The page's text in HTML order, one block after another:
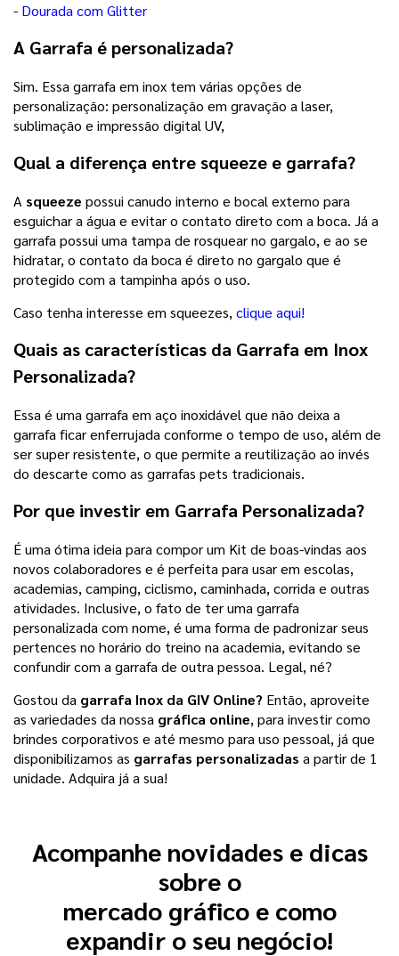
- Dourada com Glitter
A Garrafa é personalizada?
Sim. Essa garrafa em inox tem várias opções de
personalização: personalização em gravação a laser,
sublimação e impressão digital UV,
Qual a diferença entre squeeze e garrafa?
A squeeze possui canudo interno e bocal externo para
esguichar a água e evitar o contato direto com a boca. Já a
garrafa possui uma tampa de rosquear no gargalo, e ao se
hidratar, o contato da boca é direto no gargalo que é
protegido com a tampinha após o uso.
Caso tenha interesse em squeezes, clique aqui!
Quais as características da Garrafa em Inox
Personalizada?
Essa é uma garrafa em aço inoxidável que não deixa a
garrafa ficar enferrujada conforme o tempo de uso, além de
ser super resistente, o que permite a reutilização ao invés
do descarte como as garrafas pets tradicionais.
Por que investir em Garrafa Personalizada?
É uma ótima ideia para compor um Kit de boas-vindas aos
novos colaboradores e é perfeita para usar em escolas,
academias, camping, ciclismo, caminhada, corrida e outras
atividades. Inclusive, o fato de ter uma garrafa
personalizada com nome, é uma forma de padronizar seus
pertences no horário do treino na academia, evitando se
confundir com a garrafa de outra pessoa. Legal, né?
Gostou da garrafa Inox da GIV Online? Então, aproveite
as variedades da nossa gráfica online, para investir como
brindes corporativos e até mesmo para uso pessoal, já que
disponibilizamos as garrafas personalizadas a partir de 1
unidade. Adquira já a sua!
Acompanhe novidades e dicas
sobre o
mercado gráfico e como
expandir o seu negócio!